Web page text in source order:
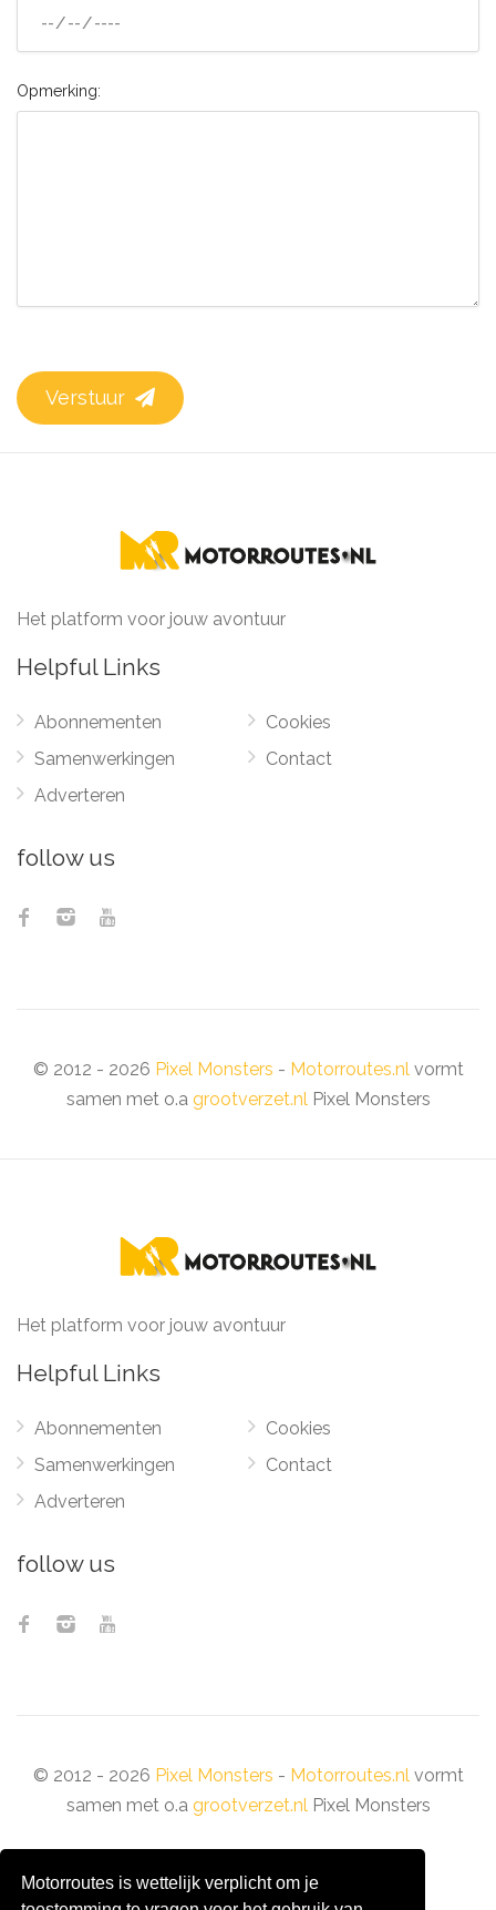
Motorroutes is wettelijk verplicht om je
Opmerking:
Verstuur
Het platform voor jouw avontuur
Helpful Links
Abonnementen
Samenwerkingen
Adverteren
Cookies
Contact
follow us
© 2012 - 2026 Pixel Monsters - Motorroutes.nlvormt
samen met o.a grootverzet.nlPixel Monsters
Het platform voor jouw avontuur
Helpful Links
Abonnementen
Samenwerkingen
Adverteren
Cookies
Contact
follow us
© 2012 - 2026 Pixel Monsters - Motorroutes.nlvormt
samen met o.a grootverzet.nlPixel Monsters